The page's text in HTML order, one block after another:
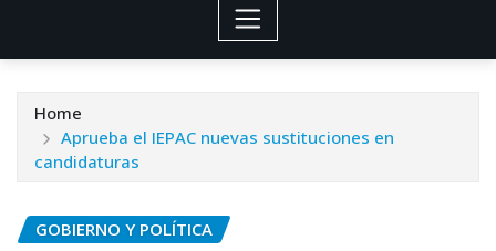
Home
Aprueba el IEPAC nuevas sustituciones en
candidaturas
GOBIERNO Y POLÍTICA